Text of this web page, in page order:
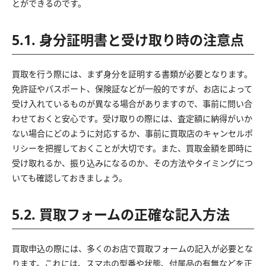
とができるのです。
5.1. 身分証明書と受け取り時の注意点
買取を行う際には、まず身分を証明する書類が必要となります。
免許証やパスポート、保険証などが一般的ですが、お店によって
受け入れているものが異なる場合がありますので、事前に問い合
わせておくと安心です。受け取りの際には、査定額に納得がいか
ない場合にどのように対応するか、事前に買取店のキャンセルポ
リシーを把握しておくことが大切です。また、買取金額を即時に
受け取れるか、振り込みになるのか、その方法やタイミングにつ
いても確認しておきましょう。
5.2. 買取フォームの正確な記入方法
買取申込の際には、多くのお店で買取フォームの記入が必要とな
ります。これには、スマホの型番や状態、付属品の有無などを正